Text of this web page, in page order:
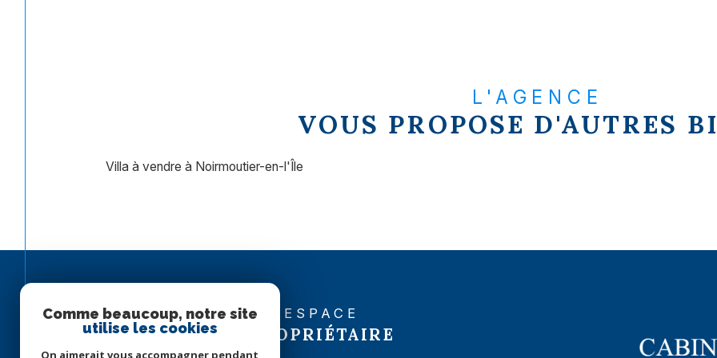
L'AGENCE
VOUS PROPOSE D'AUTRES
Villa à vendre à Noirmoutier-en-l'Île
ESPACE
PROPRIÉTAIRE
Comme beaucoup, notre site
utilise les cookies
On aimerait vous accompagner pendant